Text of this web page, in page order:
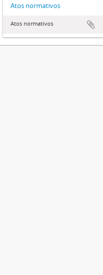
Atos normativos
Atos normativos